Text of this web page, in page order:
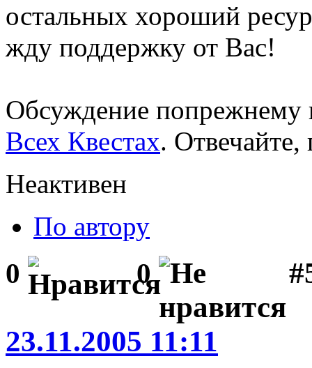
остальных хороший
жду поддержку от Вас!
Обсуждение попрежнему
Всех Квестах. Отвечайте,
Неактивен
По автору
0 0
23.11.2005 11:11